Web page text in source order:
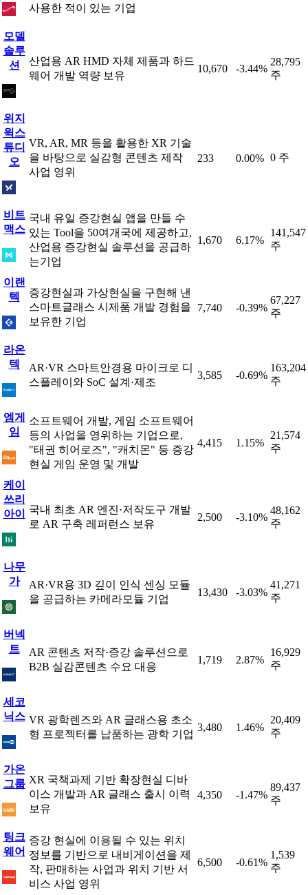
사용한 적이 있는 기업
모델
솔루
션
산업용 AR HMD 자체 제품과 하드
웨어 개발 역량 보유
10,670 -3.44%
28,795
주
위지
윅스
튜디
오
VR, AR, MR 등을 활용한 XR 기술
을 바탕으로 실감형 콘텐츠 제작
사업 영위
233 0.00% 0 주
비트
맥스
국내 유일 증강현실 앱을 만들 수
있는 Tool을 50여개국에 제공하고,
산업용 증강현실 솔루션을 공급하
는기업
1,670 6.17%
141,547
주
이랜
텍
증강현실과 가상현실을 구현해 낸
스마트글래스 시제품 개발 경험을
보유한 기업
7,740 -0.39%
67,227
주
라온
텍
AR·VR 스마트안경용 마이크로 디
스플레이와 SoC 설계·제조
3,585 -0.69%
163,204
주
엠게
임
소프트웨어 개발, 게임 소프트웨어
등의 사업을 영위하는 기업으로,
"태권 히어로즈", "캐치몬" 등 증강
현실 게임 운영 및 개발
4,415 1.15%
21,574
주
케이
쓰리
아이
국내 최초 AR 엔진·저작도구 개발
로 AR 구축 레퍼런스 보유
2,500 -3.10%
48,162
주
나무
가
AR·VR용 3D 깊이 인식 센싱 모듈
을 공급하는 카메라모듈 기업
13,430 -3.03%
41,271
주
버넥
트
AR 콘텐츠 저작·증강 솔루션으로
B2B 실감콘텐츠 수요 대응
1,719 2.87%
16,929
주
세코
닉스 VR 광학렌즈와 AR 글래스용 초소
형 프로젝터를 납품하는 광학 기업
3,480 1.46%
20,409
주
가온
그룹 XR 국책과제 기반 확장현실 디바
이스 개발과 AR 글래스 출시 이력
보유
4,350 -1.47%
89,437
주
팅크
웨어
증강 현실에 이용될 수 있는 위치
정보를 기반으로 내비게이션을 제
작, 판매하는 사업과 위치 기반 서
비스 사업 영위
6,500 -0.61%
1,539
주